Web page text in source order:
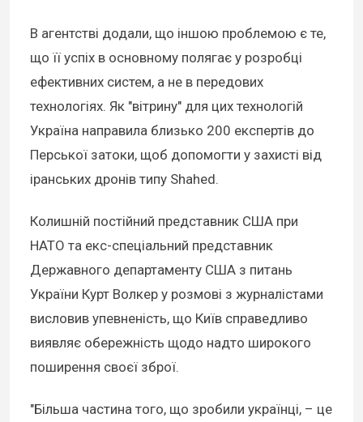
В агентстві додали, що іншою проблемою є те,
що її успіх в основному полягає у розробці
ефективних систем, а не в передових
технологіях. Як "вітрину" для цих технологій
Україна направила близько 200 експертів до
Перської затоки, щоб допомогти у захисті від
іранських дронів типу Shahed.
Колишній постійний представник США при
НАТО та екс-спеціальний представник
Державного департаменту США з питань
України Курт Волкер у розмові з журналістами
висловив упевненість, що Київ справедливо
виявляє обережність щодо надто широкого
поширення своєї зброї.
"Більша частина того, що зробили українці, – це